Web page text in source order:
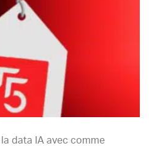
data IA avec comme